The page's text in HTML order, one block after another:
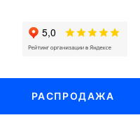
РАСПРОДАЖА